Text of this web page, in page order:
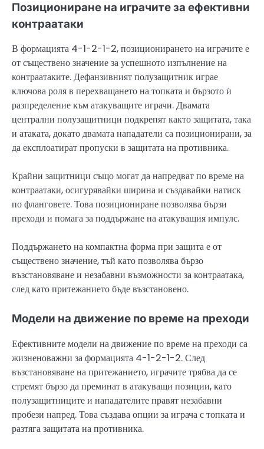
Позициониране на играчите за ефективни
контраатаки
В формацията 4-1-2-1-2, позиционирането на играчите е
от съществено значение за успешното изпълнение на
контраатаките. Дефанзивният полузащитник играе
ключова роля в перехващането на топката и бързото ѝ
разпределение към атакуващите играчи. Двамата
централни полузащитници подкрепят както защитата, така
и атаката, докато двамата нападатели са позиционирани, за
да експлоатират пропуски в защитата на противника.
Крайни защитници също могат да напредват по време на
контраатаки, осигурявайки ширина и създавайки натиск
по фланговете. Това позициониране позволява бързи
преходи и помага за поддържане на атакуващия импулс.
Поддържането на компактна форма при защита е от
съществено значение, тъй като позволява бързо
възстановяване и незабавни възможности за контраатака,
след като притежанието бъде възстановено.
Модели на движение по време на преходи
Ефективните модели на движение по време на преходи са
жизненоважни за формацията 4-1-2-1-2. След
възстановяване на притежанието, играчите трябва да се
стремят бързо да преминат в атакуващи позиции, като
полузащитниците и нападателите правят незабавни
пробези напред. Това създава опции за играча с топката и
разтяга защитата на противника.